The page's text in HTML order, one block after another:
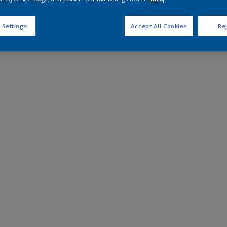
Settings Accept All Cookies